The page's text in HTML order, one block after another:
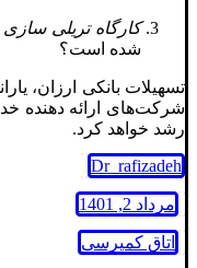
کارگاه تریلی سازی
شده است؟
تسهیلات بانکی ارزان،
شرکت‌های ارائه دهنده
رشد خواهد کرد.
Dr_rafizadeh
مرداد 2, 1401
اتاق کمپرسی